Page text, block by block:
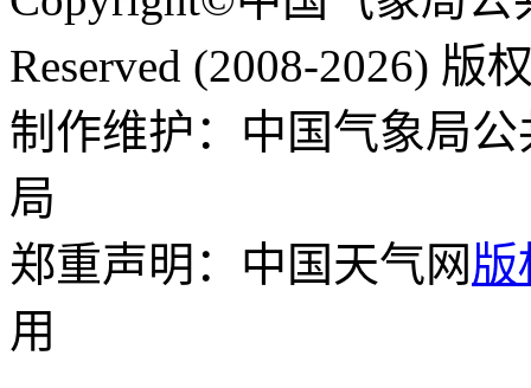
Reserved (2008-2026) 版
制作维护：中国气象局
局
郑重声明：中国天气网版
用